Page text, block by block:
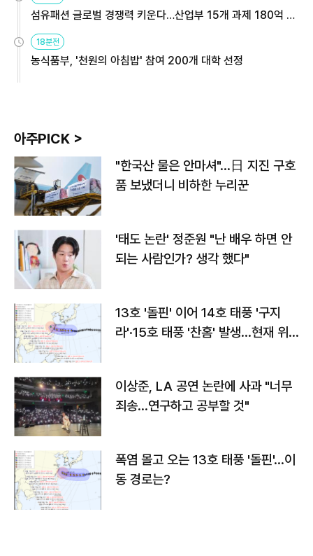
섬유패션 글로벌 경쟁력 키운다…산업부 15개 과제 180억 지
원
18분전
농식품부, '천원의 아침밥' 참여 200개 대학 선정
아주PICK >
"한국산 물은 안마셔"…日 지진 구호
품 보냈더니 비하한 누리꾼
'태도 논란' 정준원 "난 배우 하면 안
되는 사람인가? 생각 했다"
13호 '돌핀' 이어 14호 태풍 '구지
라'·15호 태풍 '찬홈' 발생…현재 위
이상준, LA 공연 논란에 사과 "너무
죄송…연구하고 공부할 것"
폭염 몰고 오는 13호 태풍 '돌핀'…이
동 경로는?